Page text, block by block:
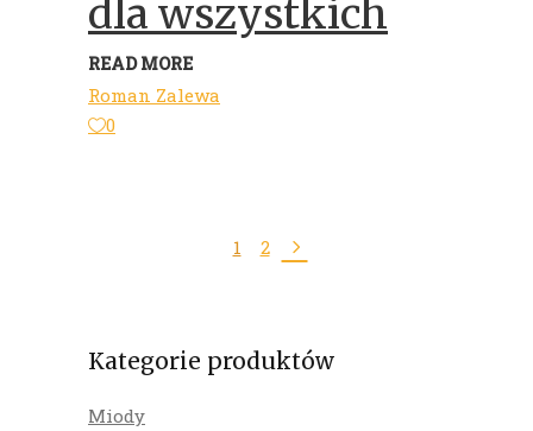
dla wszystkich
READ MORE
Roman Zalewa
0
1 2
Kategorie produktów
Miody